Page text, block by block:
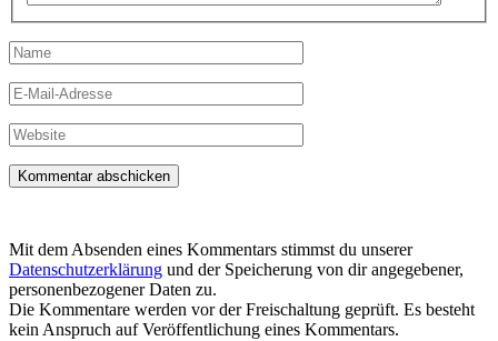
Name
E-
Mail-
Adresse
Website
Mit dem Absenden eines Kommentars stimmst du unserer
Datenschutzerklärung und der Speicherung von dir angegebener,
personenbezogener Daten zu.
Die Kommentare werden vor der Freischaltung geprüft. Es besteht
kein Anspruch auf Veröffentlichung eines Kommentars.